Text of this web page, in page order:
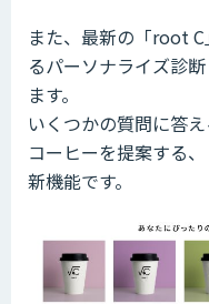
また、最新の「root
るパーソナライズ診
ます。
いくつかの質問に答
コーヒーを提案する
新機能です。